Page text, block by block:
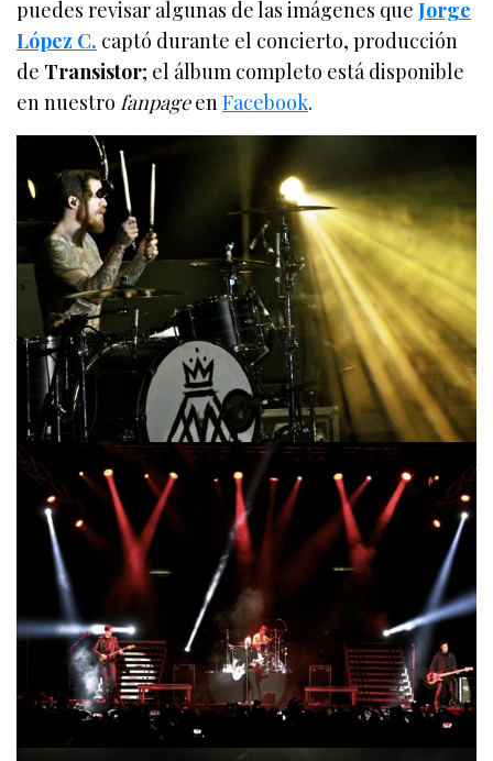
puedes revisar algunas de las imágenes queJorge
López C. captó durante el concierto, producción
de Transistor; el álbum completo está disponible
en nuestrofanpageenFacebook.